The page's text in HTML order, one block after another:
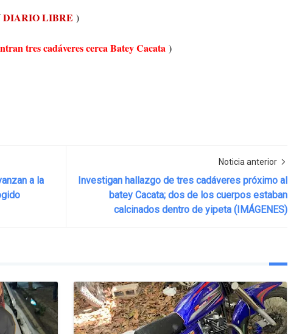
DIARIO LIBRE )
tres cadáveres cerca Batey Cacata )
a la
Noticia anterior
Investigan hallazgo de tres cadáveres próximo al
batey Cacata; dos de los cuerpos estaban
calcinados dentro de yipeta (IMÁGENES)